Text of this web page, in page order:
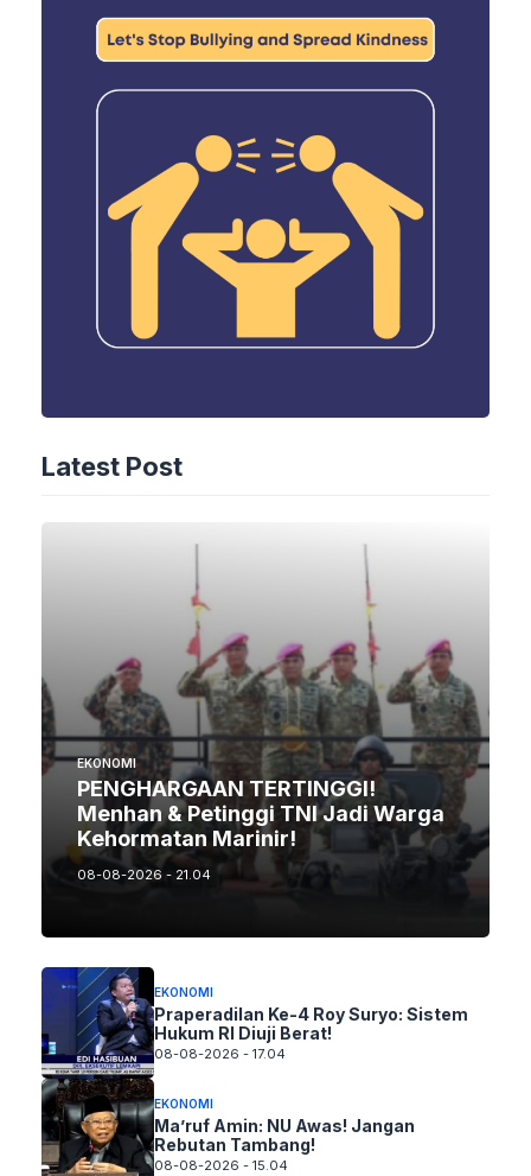
Latest Post
EKONOMI
PENGHARGAAN TERTINGGI!
Menhan & Petinggi TNI Jadi Warga
Kehormatan Marinir!
08-08-2026 - 21.04
EKONOMI
Praperadilan Ke-4 Roy Suryo: Sistem
Hukum RI Diuji Berat!
08-08-2026 - 17.04
EKONOMI
Ma’ruf Amin: NU Awas! Jangan
Rebutan Tambang!
08-08-2026 - 15.04